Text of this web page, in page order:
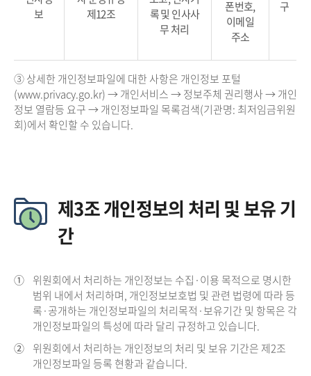
보
제12조
록 및 인사사
무 처리
폰번호,
이메일
주소
구
③ 상세한 개인정보파일에 대한 사항은 개인정보 포털
(www.privacy.go.kr) → 개인서비스 → 정보주체 권리행사 → 개인
정보 열람등 요구 → 개인정보파일 목록검색(기관명: 최저임금위원
회)에서 확인할 수 있습니다.
제3조 개인정보의 처리 및 보유 기
간
① 위원회에서 처리하는 개인정보는 수집·이용 목적으로 명시한
범위 내에서 처리하며, 개인정보보호법 및 관련 법령에 따라 등
록·공개하는 개인정보파일의 처리목적·보유기간 및 항목은 각
개인정보파일의 특성에 따라 달리 규정하고 있습니다.
② 위원회에서 처리하는 개인정보의 처리 및 보유 기간은 제2조
개인정보파일 등록 현황과 같습니다.